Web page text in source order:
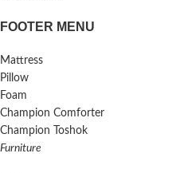
FOOTER MENU
Mattress
Pillow
Foam
Champion Comforter
Champion Toshok
Furniture